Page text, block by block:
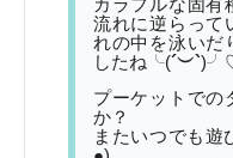
カラフルな固有
流れに逆らって
れの中を泳いだ
したね╰(´︶`
プーケットでの
か？
またいつでも遊